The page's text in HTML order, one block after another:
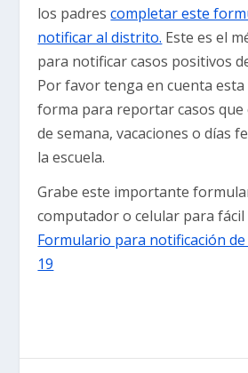
los padrescompletar este
notificar al distrito. Este es el
para notificar casos positivos
Por favor tenga en cuenta esta
forma para reportar casos
de semana, vacaciones o días
la escuela.
Grabe este importante
computador o celular para fácil
Formulario para notificación de
19